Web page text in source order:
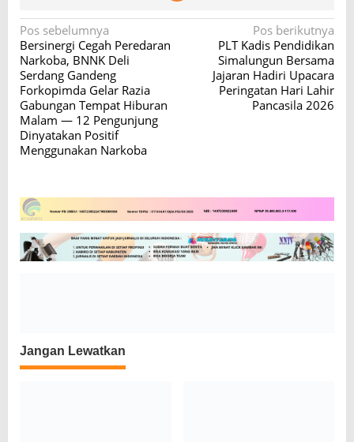
N
a
v
i
g
a
p
o
s
Pos sebelumnya
Bersinergi Cegah Peredaran
Narkoba, BNNK Deli
Serdang Gandeng
Forkopimda Gelar Razia
Gabungan Tempat Hiburan
Malam — 12 Pengunjung
Dinyatakan Positif
Menggunakan Narkoba
Pos berikutnya
PLT Kadis Pendidikan
Simalungun Bersama
Jajaran Hadiri Upacara
Peringatan Hari Lahir
Pancasila 2026
Jangan Lewatkan